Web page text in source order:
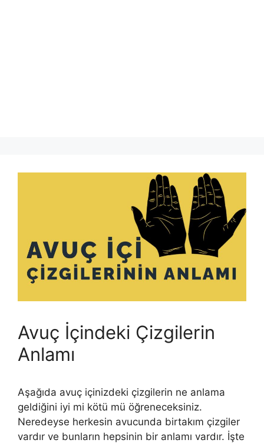
Avuç İçindeki Çizgilerin
Anlamı
Aşağıda avuç içinizdeki çizgilerin ne anlama
geldiğini iyi mi kötü mü öğreneceksiniz.
Neredeyse herkesin avucunda birtakım çizgiler
vardır ve bunların hepsinin bir anlamı vardır. İşte